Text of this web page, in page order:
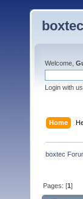
Welcome,
Login with
Home
boxtec
Pages: [1]